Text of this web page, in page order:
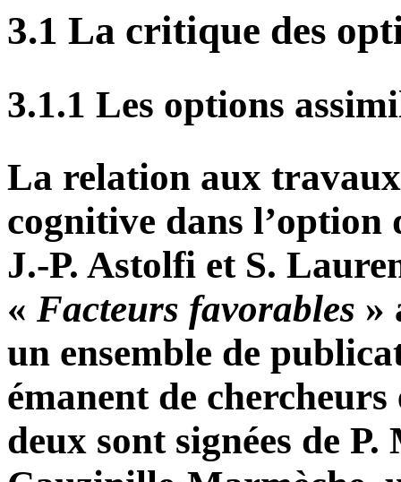
3.1 La critique des
3.1.1 Les options
La relation aux
cognitive dans l’option
J.-P. Astolfi et S.
« Facteurs favorables »
un ensemble de
émanent de
deux sont signées de